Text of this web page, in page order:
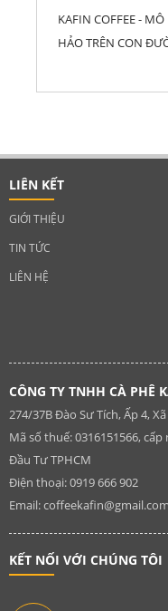
KAFIN COFFEE -
HẢO TRÊN CON
LIÊN KẾT
GIỚI THIỆU
TIN TỨC
LIÊN HỆ
CÔNG TY TNHH CÀ PHÊ
274/37B Đào Sư Tích, Ấp 4,
Mã số thuế: 0316151566,
Đầu Tư TPHCM
Điện thoại: 0919 666 902
Email:coffeekafin@gmail.com
KẾT NỐI VỚI CHÚNG TÔI